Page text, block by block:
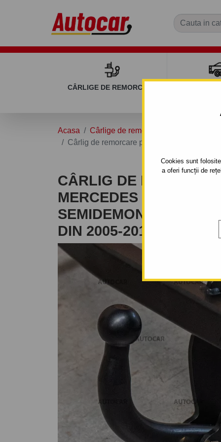
Cookies sunt
a oferi funcții de
CÂRLIGE DE REMORCARE
Acasa Cârlige de remorcare
Cârlig de remorcare pentru MERCEDES B
CÂRLIG DE
MERCEDES B - 5 UŞI
SEMIDEMONTABIL -
DIN 2005-2012